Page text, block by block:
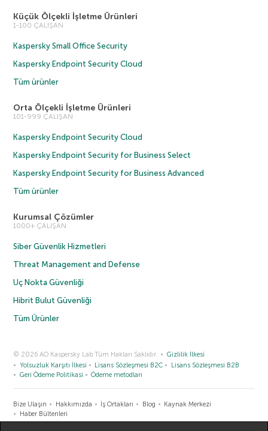
Küçük Ölçekli İşletme Ürünleri
1-100 ÇALIŞAN
Kaspersky Small Office Security
Kaspersky Endpoint Security Cloud
Tüm ürünler
Orta Ölçekli İşletme Ürünleri
101-999 ÇALIŞAN
Kaspersky Endpoint Security Cloud
Kaspersky Endpoint Security for Business Select
Kaspersky Endpoint Security for Business Advanced
Tüm ürünler
Kurumsal Çözümler
1000+ ÇALIŞAN
Siber Güvenlik Hizmetleri
Threat Management and Defense
Uç Nokta Güvenliği
Hibrit Bulut Güvenliği
Tüm Ürünler
© 2026 AO Kaspersky Lab Tüm Hakları Saklıdır.
Gizlilik İlkesi
Yolsuzluk Karşıtı İlkesi
Lisans Sözleşmesi B2C
Lisans Sözleşmesi B2B
Geri Ödeme Politikasi
Ödeme metodları
Bize Ulaşın Hakkımızda İş Ortakları Blog
Kaynak Merkezi
Haber Bültenleri